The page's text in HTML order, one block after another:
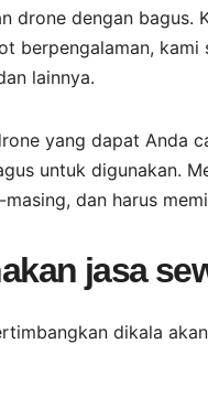
drone dengan bagus.
berpengalaman,
lainnya.
yang dapat Anda
untuk digunakan.
dan harus
jasa
dikala